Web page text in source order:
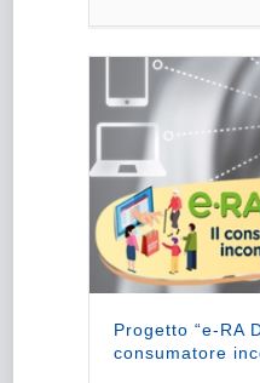
Progetto “e-RA
consumatore